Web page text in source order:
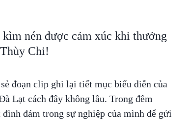
nén được cảm xúc khi thưởng
Chi!
đoạn clip ghi lại tiết mục biểu diễn của
Lạt cách đây không lâu. Trong đêm
đám trong sự nghiệp của mình để gửi